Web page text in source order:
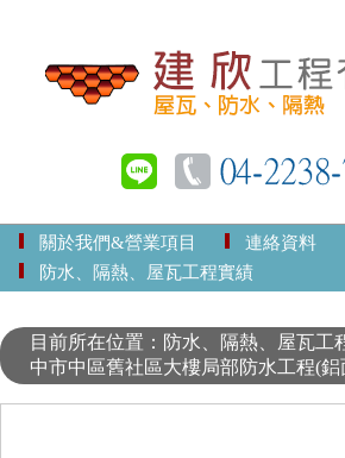
關於我們&營業項目
連絡資料
防水、隔熱、屋瓦工程實績
目前所在位置：防水、隔熱、屋瓦工
中市中區舊社區大樓局部防水工程(